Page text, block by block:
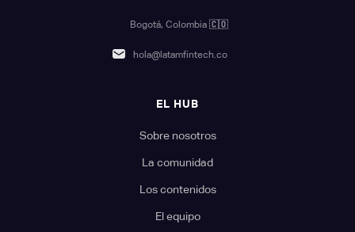
Bogotá, Colombia 🇨🇴
hola@latamfintech.co
EL HUB
Sobre nosotros
La comunidad
Los contenidos
El equipo